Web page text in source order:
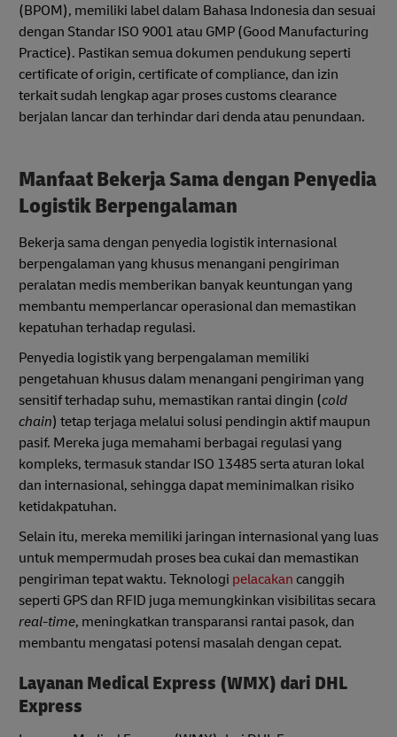
(BPOM), memiliki label dalam Bahasa Indonesia dan sesuai
dengan Standar ISO 9001 atau GMP (Good Manufacturing
Practice). Pastikan semua dokumen pendukung seperti
certificate of origin, certificate of compliance, dan izin
terkait sudah lengkap agar proses customs clearance
berjalan lancar dan terhindar dari denda atau penundaan.
Manfaat Bekerja Sama dengan Penyedia
Logistik Berpengalaman
Bekerja sama dengan penyedia logistik internasional
berpengalaman yang khusus menangani pengiriman
peralatan medis memberikan banyak keuntungan yang
membantu memperlancar operasional dan memastikan
kepatuhan terhadap regulasi.
Penyedia logistik yang berpengalaman memiliki
pengetahuan khusus dalam menangani pengiriman yang
sensitif terhadap suhu, memastikan rantai dingin (cold
chain) tetap terjaga melalui solusi pendingin aktif maupun
pasif. Mereka juga memahami berbagai regulasi yang
kompleks, termasuk standar ISO 13485 serta aturan lokal
dan internasional, sehingga dapat meminimalkan risiko
ketidakpatuhan.
Selain itu, mereka memiliki jaringan internasional yang luas
untuk mempermudah proses bea cukai dan memastikan
pengiriman tepat waktu. Teknologi pelacakan canggih
seperti GPS dan RFID juga memungkinkan visibilitas secara
real-time, meningkatkan transparansi rantai pasok, dan
membantu mengatasi potensi masalah dengan cepat.
Layanan Medical Express (WMX) dari DHL
Express